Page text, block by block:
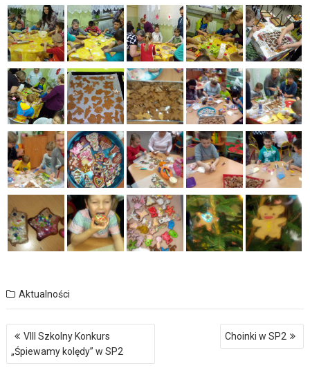
Aktualności
Nawigacja
wpisu
VIII Szkolny Konkurs
„Śpiewamy kolędy” w SP2
Choinki w SP2